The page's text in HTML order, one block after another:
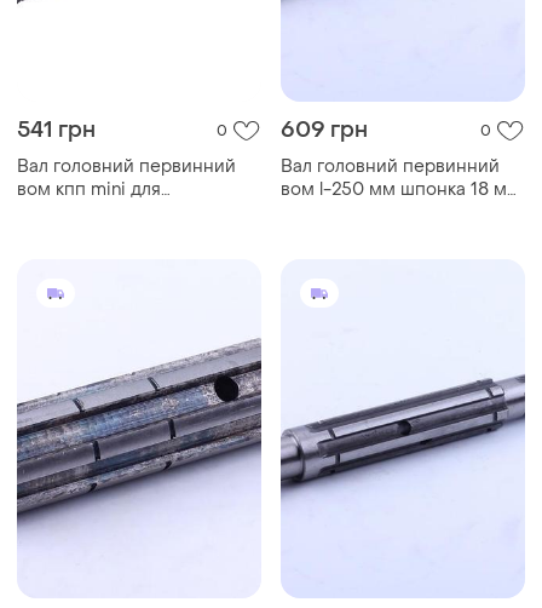
541 грн 0
Вал головний первинний
вом кпп mini для
609 грн 0
Вал головний первинний
вом l-250 мм шпонка 18 мм